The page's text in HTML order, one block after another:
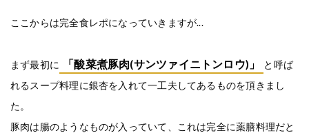
ここからは完全食レポになっていきますが...
まず最初に 「酸菜煮豚肉(サンツァイニトンロウ)」
と呼ば
れるスープ料理に銀杏を入れて一工夫してあるものを頂きまし
た。
豚肉は腸のようなものが入っていて、これは完全に薬膳料理だと